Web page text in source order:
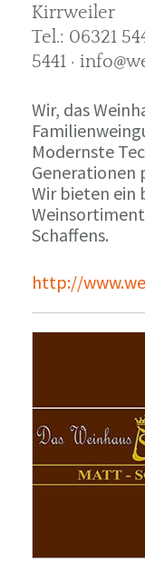
Kirrweiler
Tel.: 06321
5441 ·
Wir, das
Modernste
Generationen
Wir bieten
Schaffens.
http://